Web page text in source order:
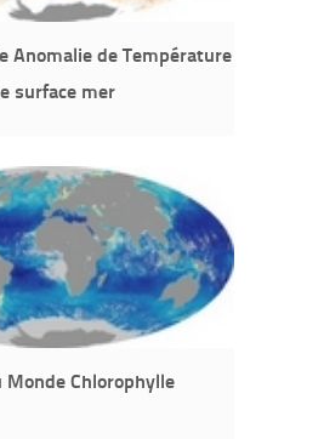
Anomalie de Température
surface mer
Monde Chlorophylle